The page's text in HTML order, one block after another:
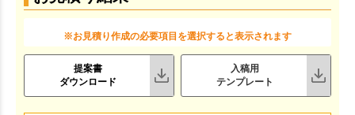
※お見積り作成の必要項目を選択すると表示されます
提案書
ダウンロード
入稿用
テンプレート